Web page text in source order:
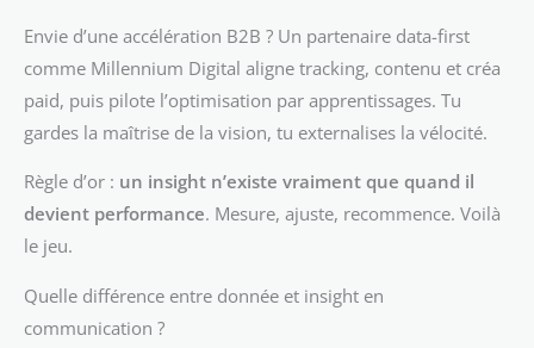
Envie d’une accélération B2B ? Un partenaire data-first
comme Millennium Digital aligne tracking, contenu et créa
paid, puis pilote l’optimisation par apprentissages. Tu
gardes la maîtrise de la vision, tu externalises la vélocité.
Règle d’or : un insight n’existe vraiment que quand il
devient performance. Mesure, ajuste, recommence. Voilà
le jeu.
Quelle différence entre donnée et insight en
communication ?